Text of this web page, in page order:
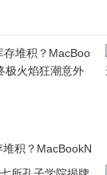
积？MacBookN
火焰狂潮意外同